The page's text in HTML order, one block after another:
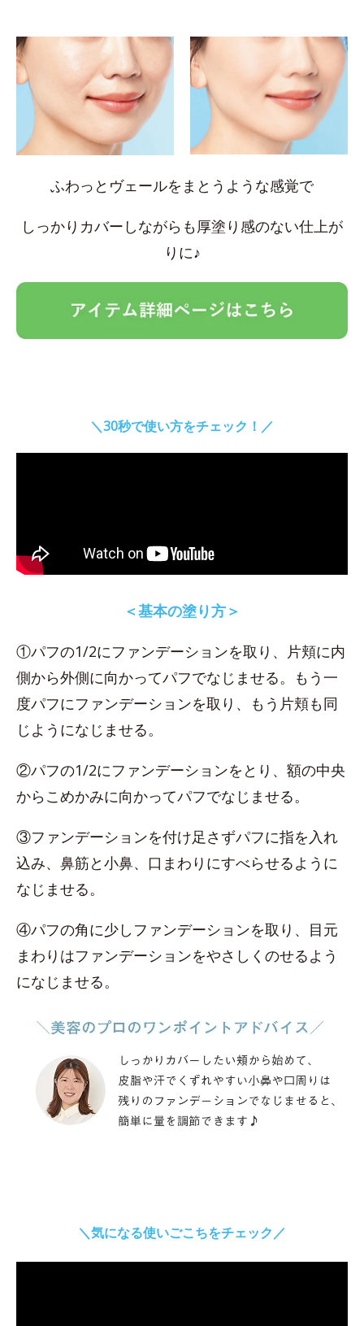
ふわっとヴェールをまとうような感覚で
しっかりカバーしながらも厚塗り感のない仕上が
りに♪
＼30秒で使い方をチェック！／
＜基本の塗り方＞
①パフの1/2にファンデーションを取り、片頬に内
側から外側に向かってパフでなじませる。もう一
度パフにファンデーションを取り、もう片頬も同
じようになじませる。
②パフの1/2にファンデーションをとり、額の中央
からこめかみに向かってパフでなじませる。
③ファンデーションを付け足さずパフに指を入れ
込み、鼻筋と小鼻、口まわりにすべらせるように
なじませる。
④パフの角に少しファンデーションを取り、目元
まわりはファンデーションをやさしくのせるよう
になじませる。
＼気になる使いごこちをチェック／